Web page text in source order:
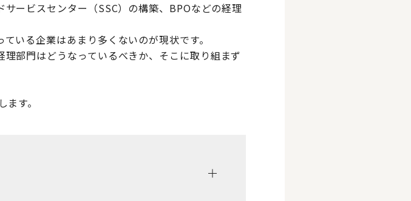
ービスセンター（SSC）の構築、BPOなどの経理
いる企業はあまり多くないのが現状です。
部門はどうなっているべきか、そこに取り組まず
す。